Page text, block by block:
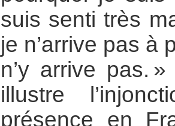
suis senti très
je n’arrive pas à
n’y arrive pas.
illustre
présence en